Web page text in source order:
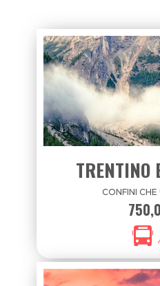
TRENTINO
CONFINI